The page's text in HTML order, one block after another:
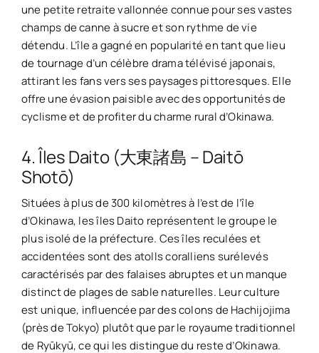
une petite retraite vallonnée connue pour ses vastes
champs de canne à sucre et son rythme de vie
détendu. L’île a gagné en popularité en tant que lieu
de tournage d’un célèbre drama télévisé japonais,
attirant les fans vers ses paysages pittoresques. Elle
offre une évasion paisible avec des opportunités de
cyclisme et de profiter du charme rural d’Okinawa.
4. Îles Daito (大東諸島 – Daitō
Shotō)
Situées à plus de 300 kilomètres à l’est de l’île
d’Okinawa, les îles Daito représentent le groupe le
plus isolé de la préfecture. Ces îles reculées et
accidentées sont des atolls coralliens surélevés
caractérisés par des falaises abruptes et un manque
distinct de plages de sable naturelles. Leur culture
est unique, influencée par des colons de Hachijojima
(près de Tokyo) plutôt que par le royaume traditionnel
de Ryūkyū, ce qui les distingue du reste d’Okinawa.